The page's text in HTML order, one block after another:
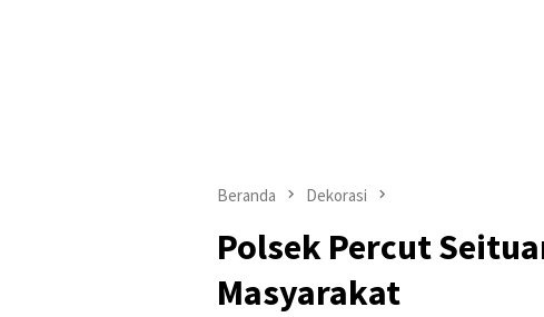
Beranda Dekorasi
Polsek Percut
Masyarakat